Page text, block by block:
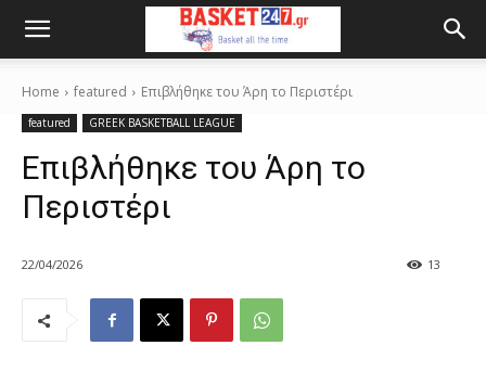
Home featured Επιβλήθηκε του Άρη το Περιστέρι
featured GREEK BASKETBALL LEAGUE
Επιβλήθηκε του Άρη το
Περιστέρι
22/04/2026 13